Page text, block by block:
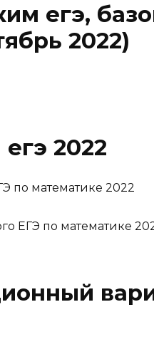
егэ,
2022)
2022
по математике 2022
ЕГЭ по математике